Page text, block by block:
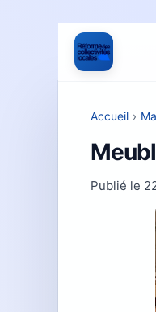
Accueil ›
Publié le